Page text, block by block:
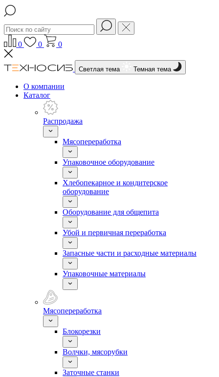
0 0 0
Светлая тема Темная тема
О компании
Каталог
Распродажа
Мясопереработка
Упаковочное оборудование
Хлебопекарное и кондитерское
оборудование
Оборудование для общепита
Убой и первичная переработка
Запасные части и расходные материалы
Упаковочные материалы
Мясопереработка
Блокорезки
Волчки, мясорубки
Заточные станки